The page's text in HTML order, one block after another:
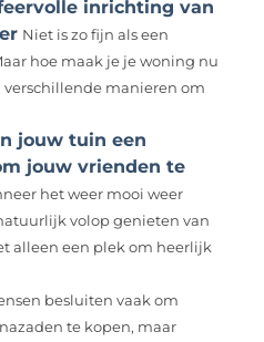
inrichting van
Niet is zo fijn als een
hoe maak je je woning nu
verschillende manieren om
jouw tuin een
jouw vrienden te
het weer mooi weer
volop genieten van
alleen een plek om heerlijk
besluiten vaak om
te kopen, maar